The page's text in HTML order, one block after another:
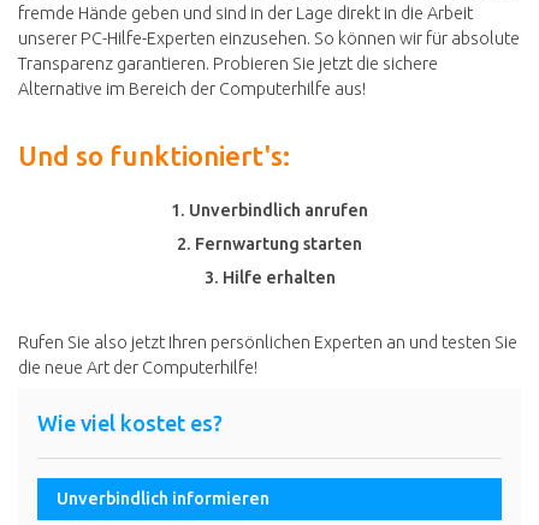
fremde Hände geben und sind in der Lage direkt in die Arbeit
unserer PC-Hilfe-Experten einzusehen. So können wir für absolute
Transparenz garantieren. Probieren Sie jetzt die sichere
Alternative im Bereich der Computerhilfe aus!
Und so funktioniert's:
1. Unverbindlich anrufen
2. Fernwartung starten
3. Hilfe erhalten
Rufen Sie also jetzt Ihren persönlichen Experten an und testen Sie
die neue Art der Computerhilfe!
Wie viel kostet es?
Unverbindlich informieren